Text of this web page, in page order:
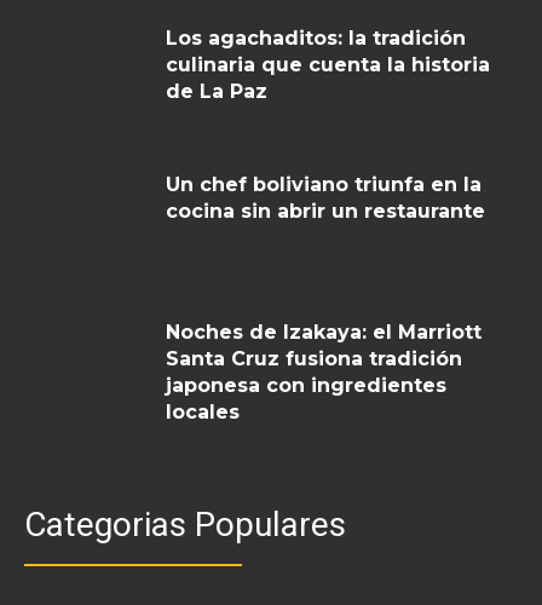
Los agachaditos: la tradición
culinaria que cuenta la historia
de La Paz
Un chef boliviano triunfa en la
cocina sin abrir un restaurante
Noches de Izakaya: el Marriott
Santa Cruz fusiona tradición
japonesa con ingredientes
locales
Categorias Populares